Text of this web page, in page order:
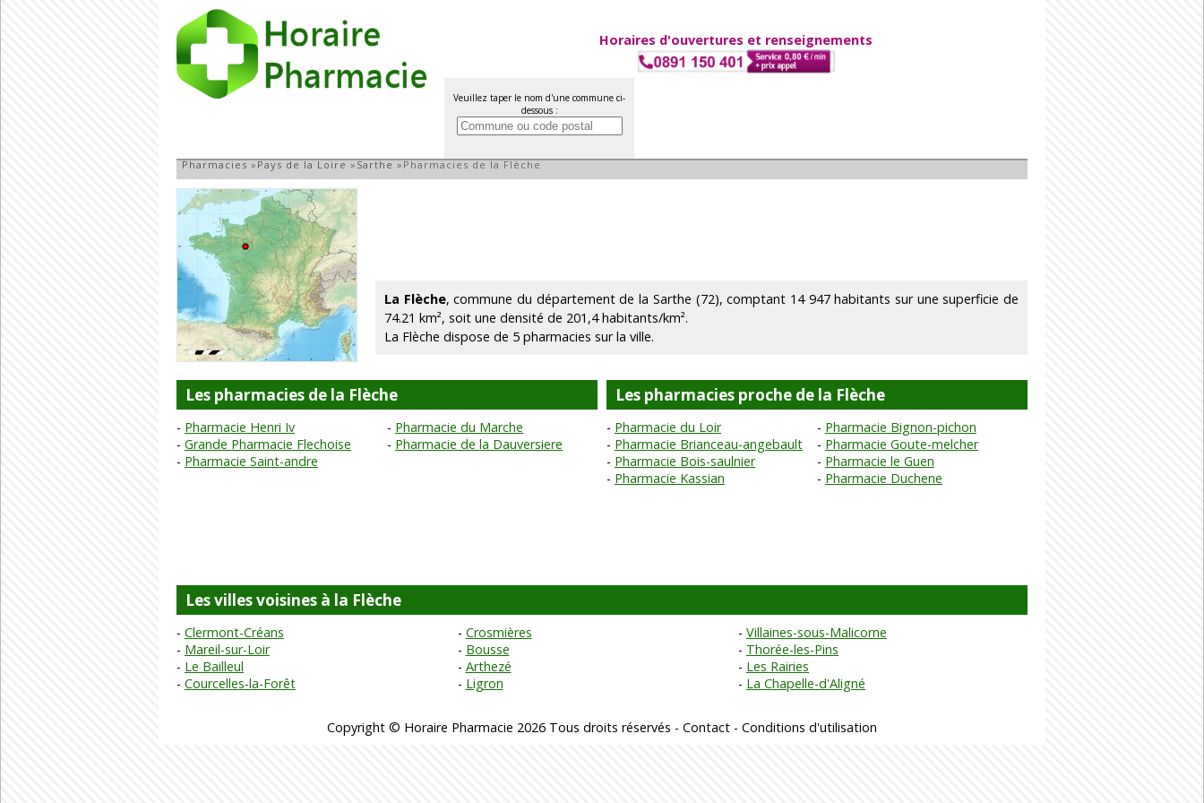
Horaires d'ouvertures et renseignements
Veuillez taper le nom d'une commune ci-
dessous :
Pharmacies»Pays de la Loire»Sarthe»Pharmacies de la Flèche
La Flèche, commune du département de la Sarthe (72), comptant 14 947 habitants sur une superficie de
74.21 km², soit une densité de 201,4 habitants/km².
La Flèche dispose de 5 pharmacies sur la ville.
Les pharmacies de la Flèche
Pharmacie Henri Iv
Pharmacie du Marche
Grande Pharmacie Flechoise
Pharmacie de la Dauversiere
Pharmacie Saint-andre
Les pharmacies proche de la Flèche
Pharmacie du Loir
Pharmacie Bignon-pichon
Pharmacie Brianceau-angebault
Pharmacie Goute-melcher
Pharmacie Bois-saulnier
Pharmacie le Guen
Pharmacie Kassian
Pharmacie Duchene
Les villes voisines à la Flèche
Clermont-Créans Crosmières
Villaines-sous-Malicorne
Mareil-sur-Loir
Bousse
Thorée-les-Pins
Le Bailleul
Arthezé
Les Rairies
Courcelles-la-Forêt
Ligron La Chapelle-d'Aligné
Copyright © Horaire Pharmacie 2026 Tous droits réservés - Contact - Conditions d'utilisation